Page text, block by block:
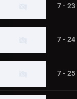
7 - 23
7 - 24
7 - 25